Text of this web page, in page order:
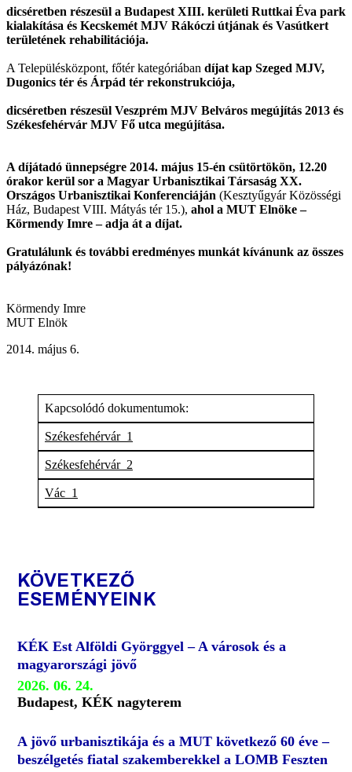
dicséretben részesül a Budapest XIII. kerületi Ruttkai Éva park
kialakítása és Kecskemét MJV Rákóczi útjának és Vasútkert
területének rehabilitációja.
A Településközpont, főtér kategóriában díjat kap Szeged MJV,
Dugonics tér és Árpád tér rekonstrukciója,
dicséretben részesül Veszprém MJV Belváros megújítás 2013 és
Székesfehérvár MJV Fő utca megújítása.
A díjátadó ünnepségre 2014. május 15-én csütörtökön, 12.20
órakor kerül sor a Magyar Urbanisztikai Társaság XX.
Országos Urbanisztikai Konferenciáján (Kesztyűgyár Közösségi
Ház, Budapest VIII. Mátyás tér 15.), ahol a MUT Elnöke –
Körmendy Imre – adja át a díjat.
Gratulálunk és további eredményes munkát kívánunk az összes
pályázónak!
Körmendy Imre
MUT Elnök
2014. május 6.
Kapcsolódó dokumentumok:
Székesfehérvár_1
Székesfehérvár_2
Vác_1
KÖVETKEZŐ
ESEMÉNYEINK
KÉK Est Alföldi Györggyel – A városok és a
magyarországi jövő
2026. 06. 24.
Budapest, KÉK nagyterem
A jövő urbanisztikája és a MUT következő 60 éve –
beszélgetés fiatal szakemberekkel a LOMB Feszten